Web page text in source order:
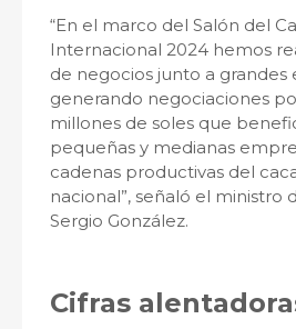
“En el marco del Salón del
Internacional 2024 hemos
de negocios junto a grandes
generando negociaciones
millones de soles que
pequeñas y medianas
cadenas productivas del
nacional”, señaló el ministro
Sergio González.
Cifras